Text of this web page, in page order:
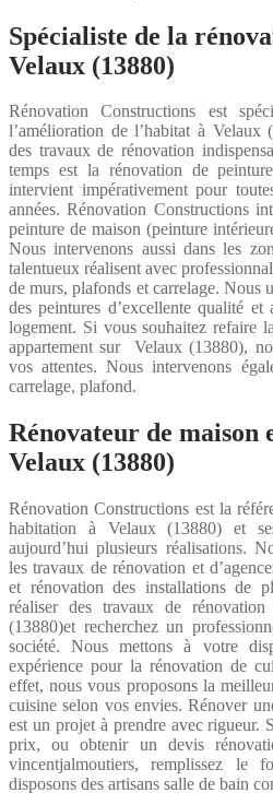
Spécialiste de la
Velaux (13880)
Rénovation Constructions est
l’amélioration de l’habitat à Velaux
des travaux de rénovation
temps est la rénovation de
intervient impérativement pour
années. Rénovation Constructions
peinture de maison (peinture
Nous intervenons aussi dans les
talentueux réalisent avec
de murs, plafonds et carrelage. Nous
des peintures d’excellente qualité
logement. Si vous souhaitez refaire
appartement sur Velaux (13880),
vos attentes. Nous intervenons
carrelage, plafond.
Rénovateur de maison
Velaux (13880)
Rénovation Constructions est la
habitation à Velaux (13880) et
aujourd’hui plusieurs réalisations.
les travaux de rénovation et
et rénovation des installations de
réaliser des travaux de
(13880)et recherchez un
société. Nous mettons à votre
expérience pour la rénovation de
effet, nous vous proposons la
cuisine selon vos envies. Rénover
est un projet à prendre avec rigueur.
prix, ou obtenir un devis
vincentjalmoutiers, remplissez le
disposons des artisans salle de bain